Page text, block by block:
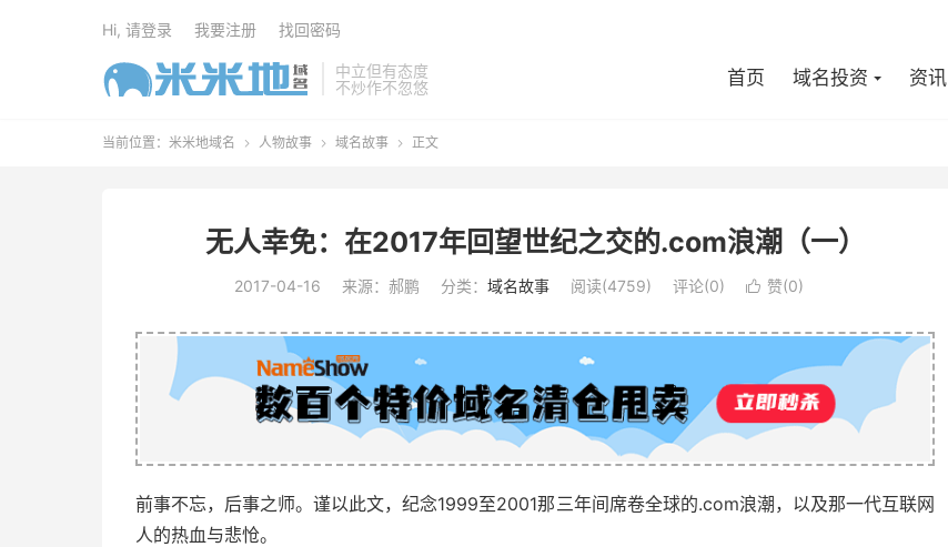
中立但有态度
不炒作不忽悠
首页 域名投资 资讯
Hi, 请登录 我要注册 找回密码
当前位置： 米米地域名  人物故事  域名故事  正文
无人幸免：在2017年回望世纪之交的.com浪潮（一）
2017-04-16 来源：郝鹏 分类： 域名故事 阅读(4759) 评论(0)  赞(0)
前事不忘，后事之师。谨以此文，纪念1999至2001那三年间席卷全球的.com浪潮，以及那一代互联网
人的热血与悲怆。